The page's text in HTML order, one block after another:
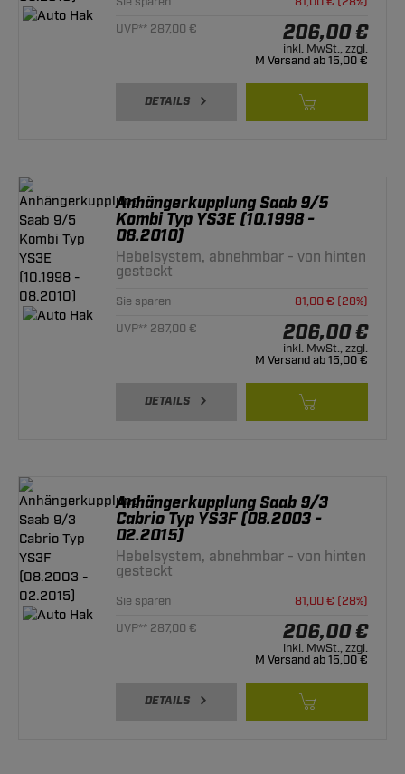
UVP** 287,00 €
206,00 €
inkl. MwSt., zzgl.
M Versand ab 15,00 €
DETAILS
Anhängerkupplung Saab 9/5
Kombi Typ YS3E (10.1998 -
08.2010)
Hebelsystem, abnehmbar - von hinten
gesteckt
Sie sparen
81,00 € (28%)
UVP** 287,00 €
206,00 €
inkl. MwSt., zzgl.
M Versand ab 15,00 €
DETAILS
Anhängerkupplung Saab 9/3
Cabrio Typ YS3F (08.2003 -
02.2015)
Hebelsystem, abnehmbar - von hinten
gesteckt
Sie sparen
81,00 € (28%)
UVP** 287,00 €
206,00 €
inkl. MwSt., zzgl.
M Versand ab 15,00 €
DETAILS